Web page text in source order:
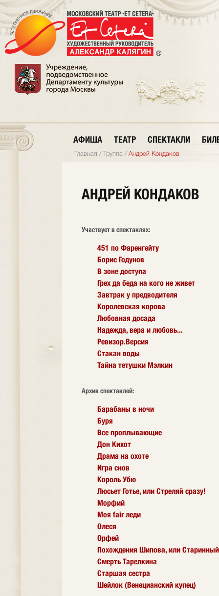
АФИША ТЕАТР СПЕКТАКЛИ
Главная / Труппа / Андрей Кондаков
АНДРЕЙ КОНДАКОВ
Участвует в спектаклях:
451 по Фаренгейту
Борис Годунов
В зоне доступа
Грех да беда на кого не живет
Завтрак у предводителя
Королевская корова
Любовная досада
Надежда, вера и любовь...
Ревизор.Версия
Стакан воды
Тайна тетушки Мэлкин
Архив спектаклей:
Барабаны в ночи
Буря
Все проплывающие
Дон Кихот
Драма на охоте
Игра снов
Король Убю
Люсьет Готье, или Стреляй сразу!
Морфий
Моя fair леди
Олеся
Орфей
Похождения Шипова, или
Смерть Тарелкина
Старшая сестра
Шейлок (Венецианский купец)